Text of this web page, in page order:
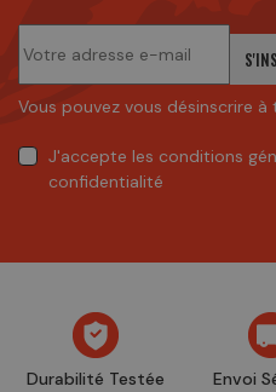
Vous pouvez vous désinscrire
J'accepte les conditions
confidentialité
Durabilité Testée Envoi